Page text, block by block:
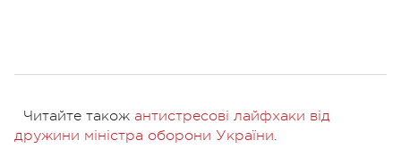
Читайте також антистресові лайфхаки від
дружини міністра оборони України.